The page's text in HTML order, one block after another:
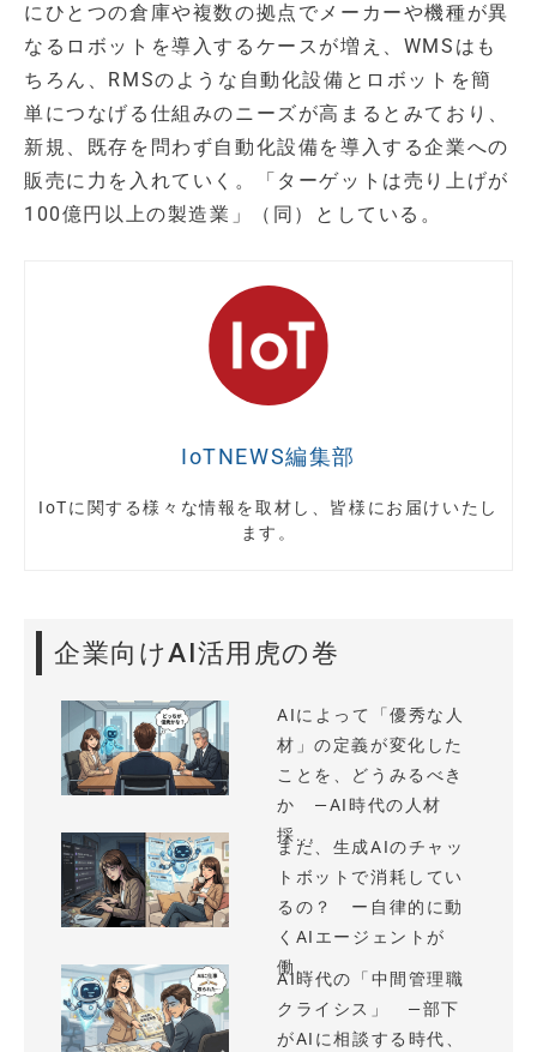
にひとつの倉庫や複数の拠点でメーカーや機種が異
なるロボットを導入するケースが増え、WMSはも
ちろん、RMSのような自動化設備とロボットを簡
単につなげる仕組みのニーズが高まるとみており、
新規、既存を問わず自動化設備を導入する企業への
販売に力を入れていく。「ターゲットは売り上げが
100億円以上の製造業」（同）としている。
IoTNEWS編集部
IoTに関する様々な情報を取材し、皆様にお届けいたし
ます。
企業向けAI活用虎の巻
AIによって「優秀な人
材」の定義が変化した
ことを、どうみるべき
か —AI時代の人材
採...
まだ、生成AIのチャッ
トボットで消耗してい
るの？ ー自律的に動
くAIエージェントが
働...
AI時代の「中間管理職
クライシス」 —部下
がAIに相談する時代、